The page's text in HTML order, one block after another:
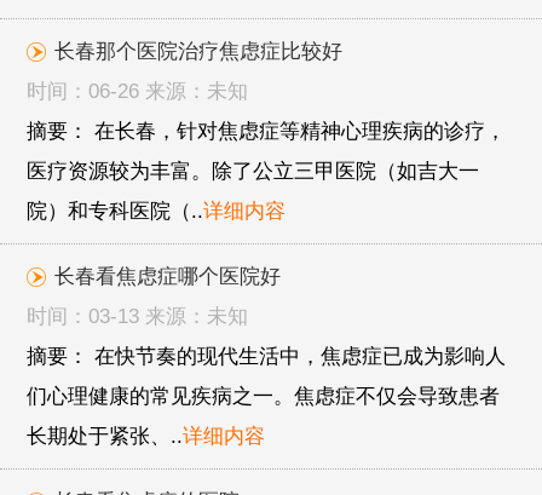
长春那个医院治疗焦虑症比较好
时间：06-26 来源：未知
摘要： 在长春，针对焦虑症等精神心理疾病的诊疗，
医疗资源较为丰富。除了公立三甲医院（如吉大一
院）和专科医院（..详细内容
长春看焦虑症哪个医院好
时间：03-13 来源：未知
摘要： 在快节奏的现代生活中，焦虑症已成为影响人
们心理健康的常见疾病之一。焦虑症不仅会导致患者
长期处于紧张、..详细内容